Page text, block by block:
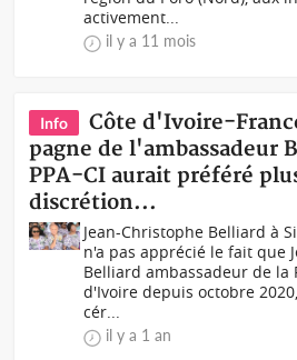
activement...
il y a 11 mois
Info
Côte d'Ivoire-
pagne de l'ambassadeur
PPA-CI aurait préféré
discrétion...
Jean-Christophe Belliard à
n'a pas apprécié le fait que
Belliard ambassadeur de la
d'Ivoire depuis octobre
cér...
il y a 1 an